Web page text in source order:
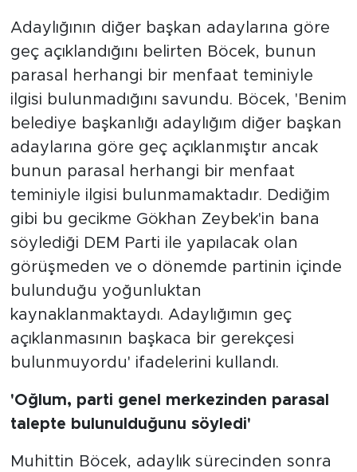
Adaylığının diğer başkan adaylarına göre
geç açıklandığını belirten Böcek, bunun
parasal herhangi bir menfaat teminiyle
ilgisi bulunmadığını savundu. Böcek, 'Benim
belediye başkanlığı adaylığım diğer başkan
adaylarına göre geç açıklanmıştır ancak
bunun parasal herhangi bir menfaat
teminiyle ilgisi bulunmamaktadır. Dediğim
gibi bu gecikme Gökhan Zeybek'in bana
söylediği DEM Parti ile yapılacak olan
görüşmeden ve o dönemde partinin içinde
bulunduğu yoğunluktan
kaynaklanmaktaydı. Adaylığımın geç
açıklanmasının başkaca bir gerekçesi
bulunmuyordu' ifadelerini kullandı.
'Oğlum, parti genel merkezinden parasal
talepte bulunulduğunu söyledi'
Muhittin Böcek, adaylık sürecinden sonra